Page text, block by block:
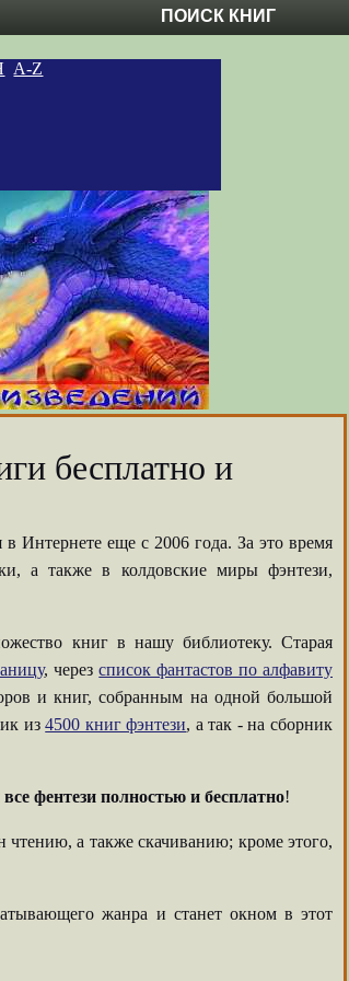
ПОИСК КНИГ
A-Z
бесплатно и
Интернете еще с 2006 года. За это время
а также в колдовские миры фэнтези,
книг в нашу библиотеку. Старая
, черезсписок фантастов по алфавиту
и книг, собранным на одной большой
из4500 книг фэнтези, а так - на сборник
фентези полностью и бесплатно!
чтению, а также скачиванию; кроме этого,
жанра и станет окном в этот